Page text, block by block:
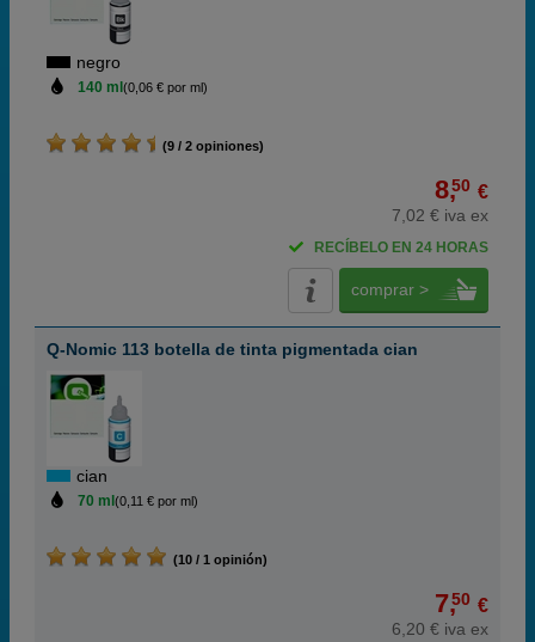
negro
140 ml (0,06 € por ml)
(9 / 2 opiniones)
8,50 €
7,02 € iva ex
RECÍBELO EN 24 HORAS
comprar >
Q-Nomic 113 botella de tinta pigmentada cian
cian
70 ml (0,11 € por ml)
(10 / 1 opinión)
7,50 €
6,20 € iva ex